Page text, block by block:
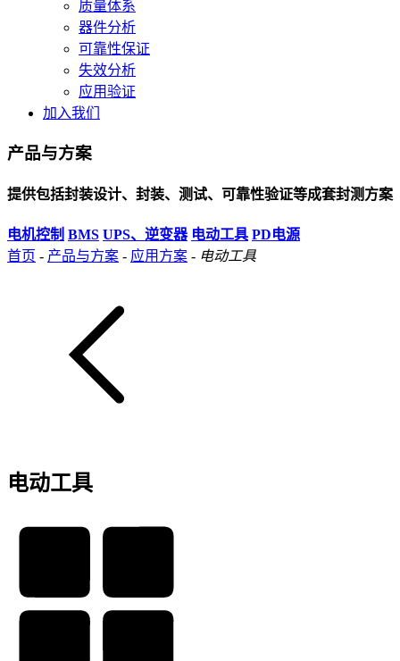
质量体系
器件分析
可靠性保证
失效分析
应用验证
加入我们
产品与方案
提供包括封装设计、封装、测试、可靠性验证等成套封测方案
电机控制 BMS UPS、逆变器 电动工具 PD电源
首页 - 产品与方案 - 应用方案 - 电动工具
电动工具